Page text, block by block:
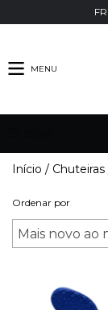
MENU
Início / Chuteiras
Ordenar por